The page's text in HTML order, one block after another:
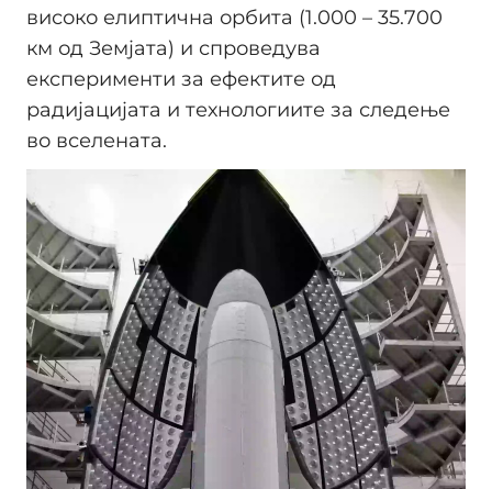
високо елиптична орбита (1.000 – 35.700
км од Земјата) и спроведува
експерименти за ефектите од
радијацијата и технологиите за следење
во вселената.